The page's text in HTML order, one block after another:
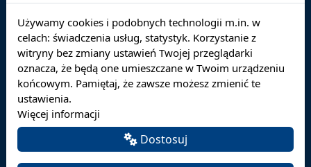
Ważne do:
12.06.2026
Przypominamy o konieczności podpisania decyzji
stypendialnych - zarówno zmienających wysokość
stypendiów, jak i tych, które były rozpatrywane pod
koniec maja!
Używamy cookies i podobnych technologii m.in. w
celach: świadczenia usług, statystyk. Korzystanie z
witryny bez zmiany ustawień Twojej przeglądarki
oznacza, że będą one umieszczane w Twoim urządzeniu
końcowym. Pamiętaj, że zawsze możesz zmienić te
ustawienia.
Więcej informacji
Dostosuj